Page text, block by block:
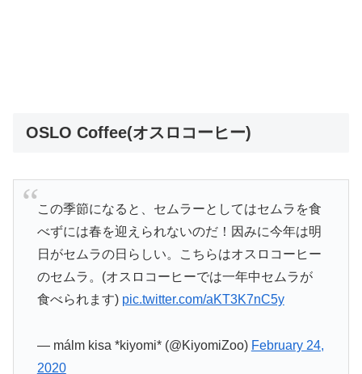
OSLO Coffee(オスロコーヒー)
この季節になると、セムラーとしてはセムラを食
べずには春を迎えられないのだ！因みに今年は明
日がセムラの日らしい。こちらはオスロコーヒー
のセムラ。(オスロコーヒーでは一年中セムラが
食べられます) pic.twitter.com/aKT3K7nC5y
— málm kisa *kiyomi* (@KiyomiZoo) February 24,
2020